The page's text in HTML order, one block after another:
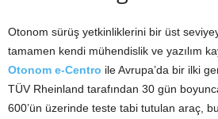
Otonom sürüş yetkinliklerini bir üst
tamamen kendi mühendislik ve yazılım
Otonom e-Centro ile Avrupa’da bir ilki
TÜV Rheinland tarafından 30 gün
600’ün üzerinde teste tabi tutulan araç,